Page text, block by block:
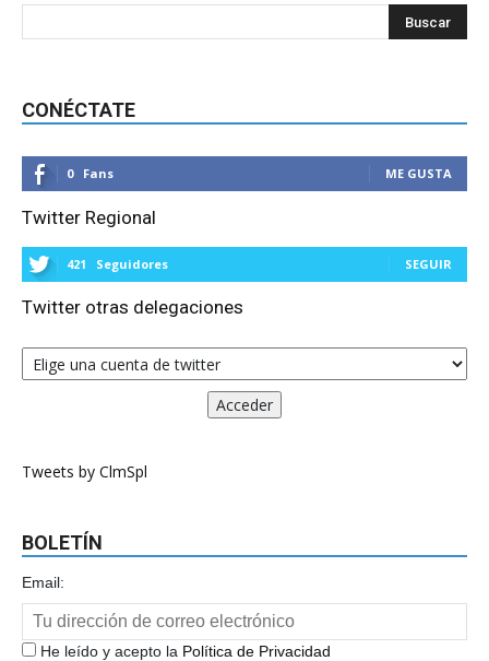
CONÉCTATE
0 Fans ME GUSTA
Twitter Regional
421 Seguidores SEGUIR
Twitter otras delegaciones
Tweets by ClmSpl
BOLETÍN
Email:
He leído y acepto la Política de Privacidad